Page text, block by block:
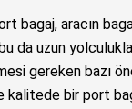
bagaj, aracın
da uzun
gereken bazı
kalitede bir port